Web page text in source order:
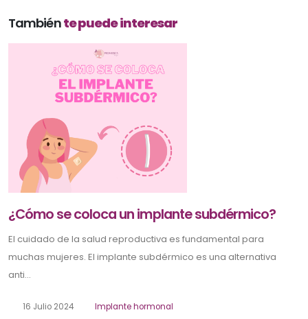
Tambiénte puede interesar
¿Cómo se coloca un implante subdérmico?
El cuidado de la salud reproductiva es fundamental para
muchas mujeres. El implante subdérmico es una alternativa
anti...
16 Julio 2024 Implante hormonal